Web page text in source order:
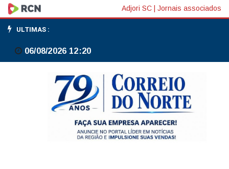
BC
tem
perda
Adjori SC Jornais associados
ULTIMAS :
06/08/2026 12:20